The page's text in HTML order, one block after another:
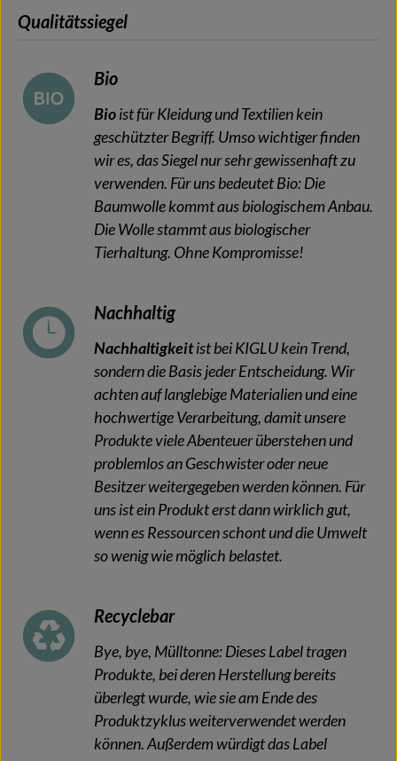
Qualitätssiegel
Bio
Bioist für Kleidung und Textilien kein
geschützter Begriff. Umso wichtiger finden
wir es, das Siegel nur sehr gewissenhaft zu
verwenden. Für uns bedeutet Bio: Die
Baumwolle kommt aus biologischem Anbau.
Die Wolle stammt aus biologischer
Tierhaltung. Ohne Kompromisse!
Nachhaltig
Nachhaltigkeitist bei KIGLU kein Trend,
sondern die Basis jeder Entscheidung. Wir
achten auf langlebige Materialien und eine
hochwertige Verarbeitung, damit unsere
Produkte viele Abenteuer überstehen und
problemlos an Geschwister oder neue
Besitzer weitergegeben werden können. Für
uns ist ein Produkt erst dann wirklich gut,
wenn es Ressourcen schont und die Umwelt
so wenig wie möglich belastet.
Recyclebar
Bye, bye, Mülltonne: Dieses Label tragen
Produkte, bei deren Herstellung bereits
überlegt wurde, wie sie am Ende des
Produktzyklus weiterverwendet werden
können. Außerdem würdigt das Label